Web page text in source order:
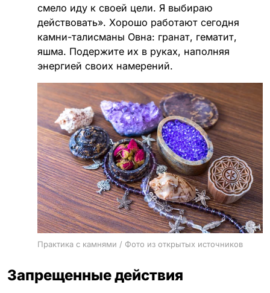
смело иду к своей цели. Я выбираю
действовать». Хорошо работают сегодня
камни-талисманы Овна: гранат, гематит,
яшма. Подержите их в руках, наполняя
энергией своих намерений.
Практика с камнями / Фото из открытых источников
Запрещенные действия